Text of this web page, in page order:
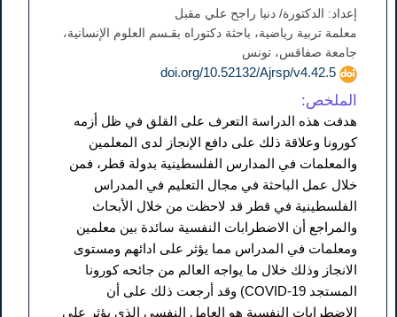
إعداد: الدكتورة/ دنيا راجح علي مقبل
معلمة تربية رياضية، باحثة دكتوراه بقـسم العلوم الإنسانية،
جامعة صفاقس، تونس
doi.org/10.52132/Ajrsp/v4.42.5
الملخص:
هدفت هذه الدراسة التعرف على القلق في ظل أزمه
كورونا وعلاقة ذلك على دافع الإنجاز لدى المعلمين
والمعلمات في المدارس الفلسطينية بدولة قطر، فمن
خلال عمل الباحثة في مجال التعليم في المدراس
الفلسطينية في قطر قد لاحظت من خلال الأبحاث
والمراجع أن الاضطرابات النفسية سائدة بين معلمين
ومعلمات في المدراس مما يؤثر على ادائهم ومستوى
الانجاز وذلك خلال ما يواجه العالم من جائحه كورونا
المستجد COVID-19) وقد أرجعت ذلك على أن
الاضطرابات النفسية هو العامل النفسي الذى يؤثر على